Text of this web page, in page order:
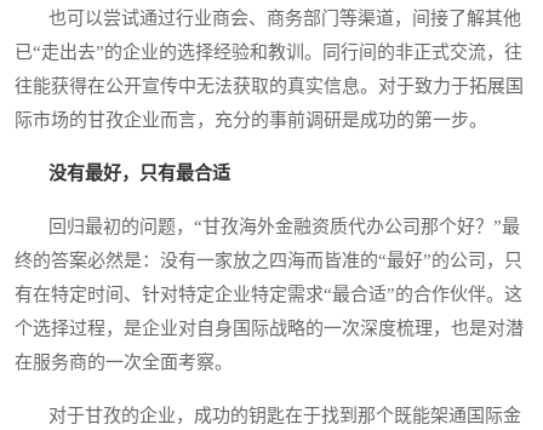
也可以尝试通过行业商会、商务部门等渠道，间接了解其他
已“走出去”的企业的选择经验和教训。同行间的非正式交流，往
往能获得在公开宣传中无法获取的真实信息。对于致力于拓展国
际市场的甘孜企业而言，充分的事前调研是成功的第一步。
没有最好，只有最合适
回归最初的问题，“甘孜海外金融资质代办公司那个好？”最
终的答案必然是：没有一家放之四海而皆准的“最好”的公司，只
有在特定时间、针对特定企业特定需求“最合适”的合作伙伴。这
个选择过程，是企业对自身国际战略的一次深度梳理，也是对潜
在服务商的一次全面考察。
对于甘孜的企业，成功的钥匙在于找到那个既能架通国际金